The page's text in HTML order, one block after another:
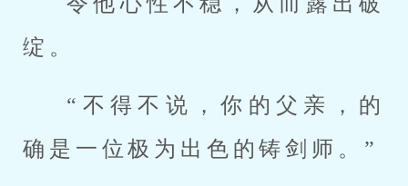
绽。
“不得不说，你的父亲，的
确是一位极为出色的铸剑师。”